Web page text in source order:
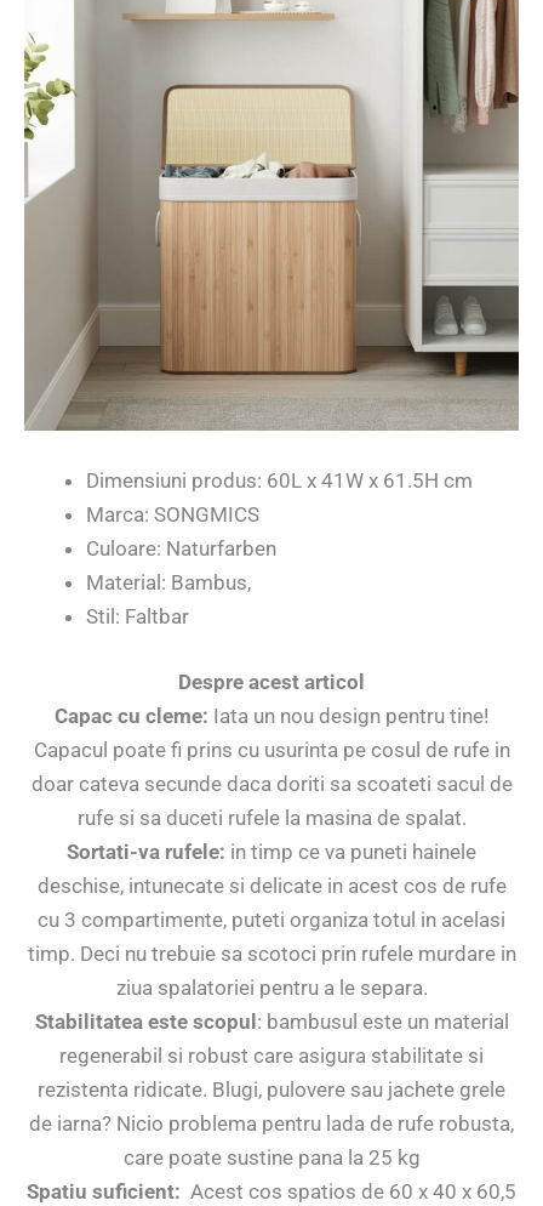
Dimensiuni produs: 60L x 41W x 61.5H cm
Marca: SONGMICS
Culoare: Naturfarben
Material: Bambus,
Stil: Faltbar
Despre acest articol
Capac cu cleme: Iata un nou design pentru tine!
Capacul poate fi prins cu usurinta pe cosul de rufe in
doar cateva secunde daca doriti sa scoateti sacul de
rufe si sa duceti rufele la masina de spalat.
Sortati-va rufele: in timp ce va puneti hainele
deschise, intunecate si delicate in acest cos de rufe
cu 3 compartimente, puteti organiza totul in acelasi
timp. Deci nu trebuie sa scotoci prin rufele murdare in
ziua spalatoriei pentru a le separa.
Stabilitatea este scopul: bambusul este un material
regenerabil si robust care asigura stabilitate si
rezistenta ridicate. Blugi, pulovere sau jachete grele
de iarna? Nicio problema pentru lada de rufe robusta,
care poate sustine pana la 25 kg
Spatiu suficient: Acest cos spatios de 60 x 40 x 60,5